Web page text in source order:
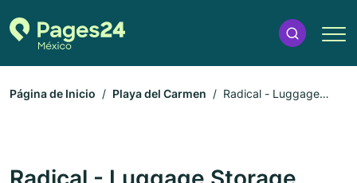
Página de Inicio Playa del Carmen
Radical - Luggage